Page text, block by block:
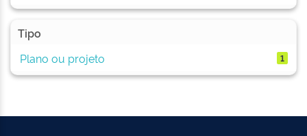
Tipo
Plano ou projeto
1